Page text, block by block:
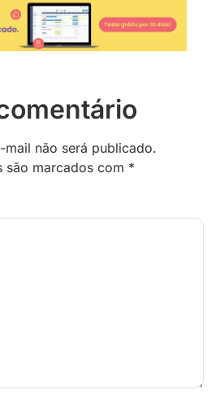
mail não será publicado.
são marcados com *